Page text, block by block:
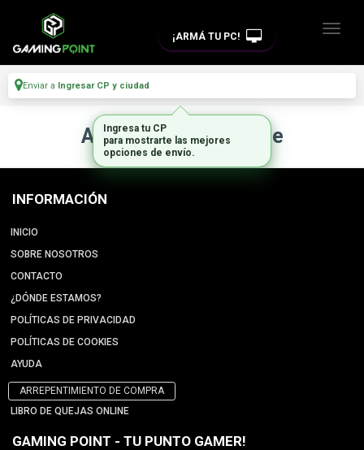
¡ARMÁ TU PC!
Enviar a Ingresar CP y ciudad
Artículo no disponible
INFORMACIÓN
INICIO
SOBRE NOSOTROS
CONTACTO
¿DÓNDE ESTAMOS?
POLÍTICAS DE PRIVACIDAD
POLÍTICAS DE COOKIES
AYUDA
ARREPENTIMIENTO DE COMPRA
LIBRO DE QUEJAS ONLINE
GAMING POINT - TU PUNTO GAMER!
Ingresa tu CP
para mostrarte las mejores
opciones de envío.